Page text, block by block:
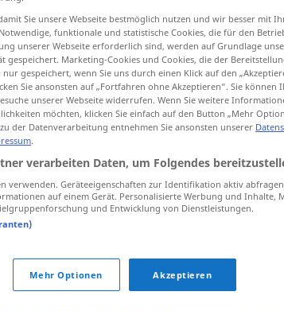
Sie unsere Webseite bestmöglich nutzen und wir besser mit
funktionale und statistische Cookies, die für den
unserer Webseite erforderlich sind, werden auf Grundlage
gespeichert. Marketing-Cookies und Cookies, die der
gespeichert, wenn Sie uns durch einen Klick auf den
Sie ansonsten auf „Fortfahren ohne Akzeptieren“. Sie können
unserer Webseite widerrufen. Wenn Sie weitere
möchten, klicken Sie einfach auf den Button „Mehr
der Datenverarbeitung entnehmen Sie ansonsten unserer
.
verarbeiten Daten, um Folgendes
verwenden. Geräteeigenschaften zur Identifikation aktiv
auf einem Gerät. Personalisierte Werbung und Inhalte,
und Entwicklung von Dienstleistungen.
Mehr Optionen Akzeptieren